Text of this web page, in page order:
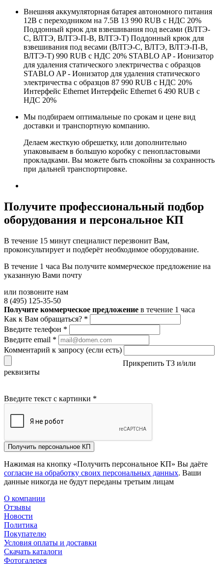
Внешняя аккумуляторная батарея автономного питания
12В с переходником на 7.5В 13 990 RUB с НДС 20%
Поддонный крюк для взвешивания под весами (ВЛТЭ-
С, ВЛТЭ, ВЛТЭ-П-В, ВЛТЭ-Т) Поддонный крюк для
взвешивания под весами (ВЛТЭ-С, ВЛТЭ, ВЛТЭ-П-В,
ВЛТЭ-Т) 990 RUB с НДС 20% STABLO AP - Ионизатор
для удаления статического электричества с образцов
STABLO AP - Ионизатор для удаления статического
электричества с образцов 87 990 RUB с НДС 20%
Интерфейс Ethernet Интерфейс Ethernet 6 490 RUB с
НДС 20%
Мы подбираем оптимальные по срокам и цене вид
доставки и транспортную компанию.
Делаем жесткую обрешетку, или дополнительно
упаковываем в большую коробку с пенопластовыми
прокладками. Вы можете быть спокойны за сохранность
при дальней транспортировке.
Получите профессиональный подбор
оборудования и персональное КП
В течение 15 минут специалист перезвонит Вам,
проконсультирует и подберёт необходимое оборудование.
В течение 1 часа Вы получите коммерческое предложение на
указанную Вами почту
или позвоните нам
8 (495) 125-35-50
Получите коммерческое предложение в течение 1 часа
Как к Вам обращаться? *
Введите телефон *
Введите email *
Комментарий к запросу (если есть)
Прикрепить ТЗ и/или
реквизиты
Введите текст с картинки *
Получить персональное КП
Нажимая на кнопку «Получить персональное КП» Вы даёте
согласие на обработку своих персональных данных. Ваши
данные никогда не будут переданы третьим лицам
О компании
Отзывы
Новости
Политика
Покупателю
Условия оплаты и доставки
Скачать каталоги
Фотогалерея